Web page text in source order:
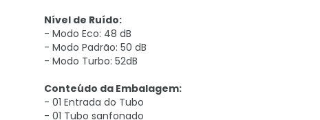
Nível de Ruído:
- Modo Eco: 48 dB
- Modo Padrão: 50 dB
- Modo Turbo: 52dB
Conteúdo da Embalagem:
- 01 Entrada do Tubo
- 01 Tubo sanfonado